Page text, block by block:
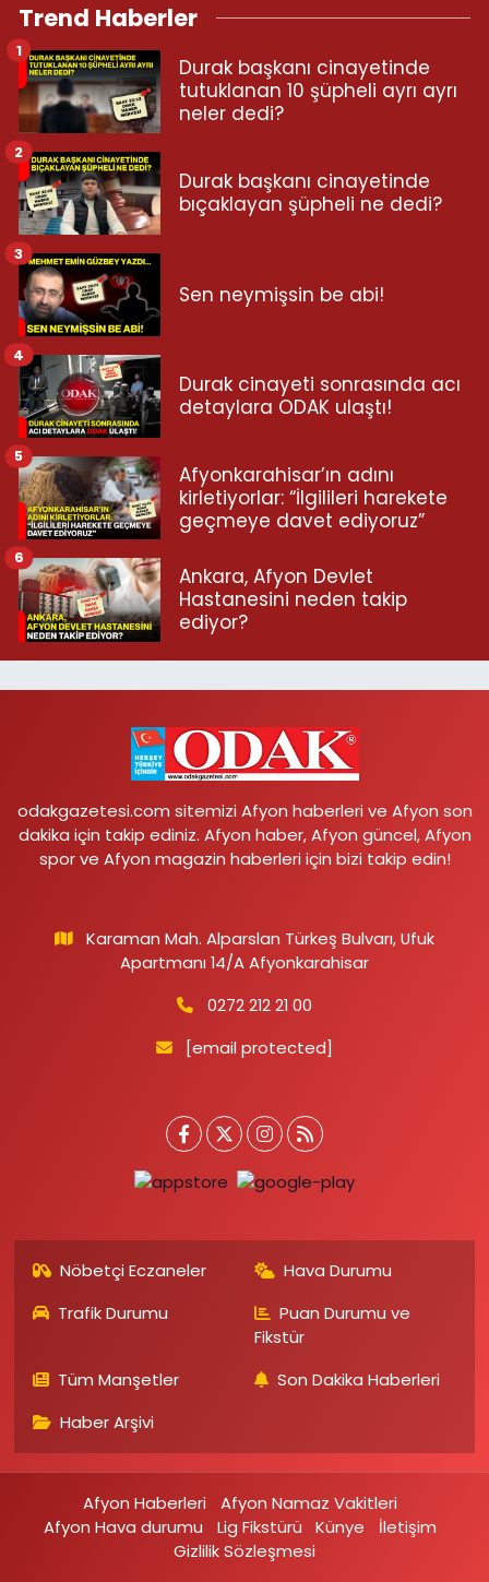
Trend Haberler
Durak başkanı cinayetinde
tutuklanan 10 şüpheli ayrı ayrı
neler dedi?
1
Durak başkanı cinayetinde
bıçaklayan şüpheli ne dedi?
2
Sen neymişsin be abi!
3
Durak cinayeti sonrasında acı
detaylara ODAK ulaştı!
4
Afyonkarahisar’ın adını
kirletiyorlar: “İlgilileri harekete
geçmeye davet ediyoruz”
5
Ankara, Afyon Devlet
Hastanesini neden takip
ediyor?
6
odakgazetesi.com sitemizi Afyon haberleri ve Afyon son
dakika için takip ediniz. Afyon haber, Afyon güncel, Afyon
spor ve Afyon magazin haberleri için bizi takip edin!
Karaman Mah. Alparslan Türkeş Bulvarı, Ufuk
Apartmanı 14/A Afyonkarahisar
0272 212 21 00
[email protected]
Nöbetçi Eczaneler
Hava Durumu
Trafik Durumu
Puan Durumu ve
Fikstür
Tüm Manşetler
Son Dakika Haberleri
Haber Arşivi
Afyon Haberleri
Afyon Namaz Vakitleri
Afyon Hava durumu
Lig Fikstürü Künye
İletişim
Gizlilik Sözleşmesi